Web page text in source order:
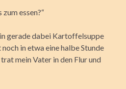
zum essen?“
gerade dabei Kartoffelsuppe
in etwa eine halbe Stunde
mein Vater in den Flur und